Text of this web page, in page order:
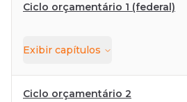
Ciclo orçamentário 1 (federal)
Exibir capítulos
Ciclo orçamentário 2